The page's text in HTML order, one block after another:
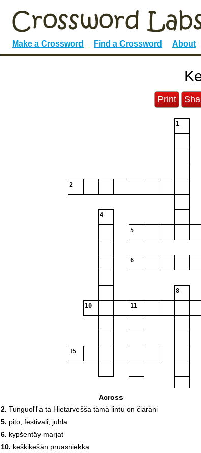
Make a Crossword Find a Crossword About
Print
1
2
4
5
6
8
10 11
15
19
Across
2. Tunguol'l'a ta Hietarvešša tämä lintu on čiäräni
5. pito, festivali, juhla
6. kypšentäy marjat
10. keškikešän pruasniekka